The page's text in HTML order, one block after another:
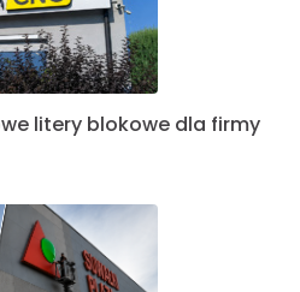
litery blokowe dla firmy